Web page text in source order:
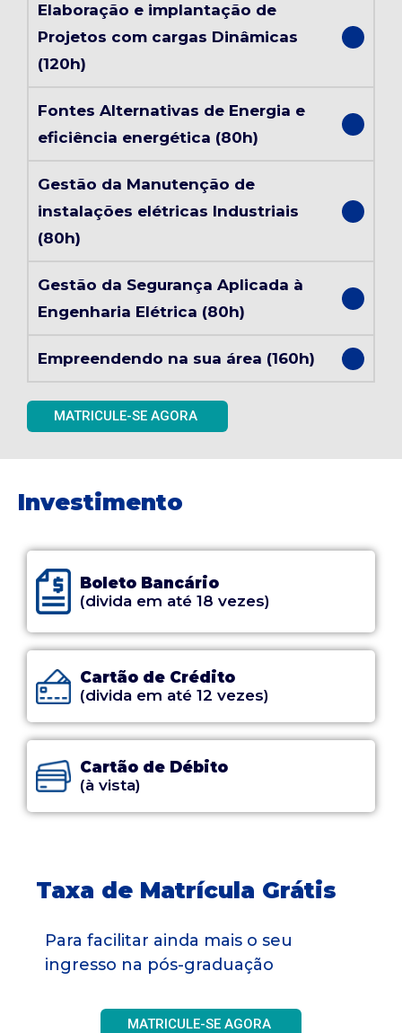
Elaboração e implantação de
Projetos com cargas Dinâmicas
(120h)
Fontes Alternativas de Energia e
eficiência energética (80h)
Gestão da Manutenção de
instalações elétricas Industriais
(80h)
Gestão da Segurança Aplicada à
Engenharia Elétrica (80h)
Empreendendo na sua área (160h)
MATRICULE-SE AGORA
Investimento
Boleto Bancário
(divida em até 18 vezes)
Cartão de Crédito
(divida em até 12 vezes)
Cartão de Débito
(à vista)
Taxa de Matrícula Grátis
Para facilitar ainda mais o seu
ingresso na pós-graduação
MATRICULE-SE AGORA